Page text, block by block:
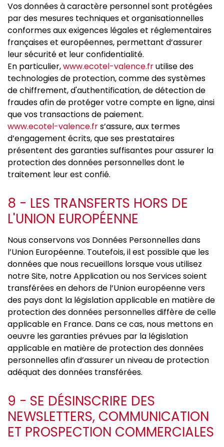
Vos données à caractère personnel sont protégées
par des mesures techniques et organisationnelles
conformes aux exigences légales et réglementaires
françaises et européennes, permettant d’assurer
leur sécurité et leur confidentialité.
En particulier,www.ecotel-valence.frutilise des
technologies de protection, comme des systèmes
de chiffrement, d'authentification, de détection de
fraudes afin de protéger votre compte en ligne, ainsi
que vos transactions de paiement.
www.ecotel-valence.frs’assure, aux termes
d’engagement écrits, que ses prestataires
présentent des garanties suffisantes pour assurer la
protection des données personnelles dont le
traitement leur est confié.
8 - LES TRANSFERTS HORS DE
L'UNION EUROPÉENNE
Nous conservons vos Données Personnelles dans
l’Union Européenne. Toutefois, il est possible que les
données que nous recueillons lorsque vous utilisez
notre Site, notre Application ou nos Services soient
transférées en dehors de l’Union européenne vers
des pays dont la législation applicable en matière de
protection des données personnelles diffère de celle
applicable en France. Dans ce cas, nous mettons en
oeuvre les garanties prévues par la législation
applicable en matière de protection des données
personnelles afin d’assurer un niveau de protection
adéquat des données transférées.
9 - SE DÉSINSCRIRE DES
NEWSLETTERS, COMMUNICATION
ET PROSPECTION COMMERCIALES